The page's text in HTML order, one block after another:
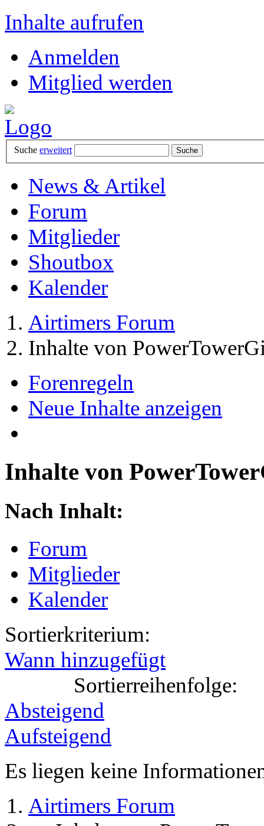
Inhalte aufrufen
Anmelden
Mitglied werden
Suche erweitert
News & Artikel
Forum
Mitglieder
Shoutbox
Kalender
Airtimers Forum
Inhalte von
Forenregeln
Neue Inhalte anzeigen
Inhalte von
Nach Inhalt:
Forum
Mitglieder
Kalender
Sortierkriterium:
Wann hinzugefügt
Sortierreihenfolge:
Absteigend
Aufsteigend
Es liegen keine
Airtimers Forum